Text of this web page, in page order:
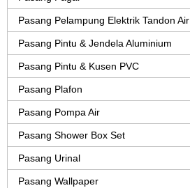
Pasang Pelampung Elektrik Tandon Air
Pasang Pintu & Jendela Aluminium
Pasang Pintu & Kusen PVC
Pasang Plafon
Pasang Pompa Air
Pasang Shower Box Set
Pasang Urinal
Pasang Wallpaper